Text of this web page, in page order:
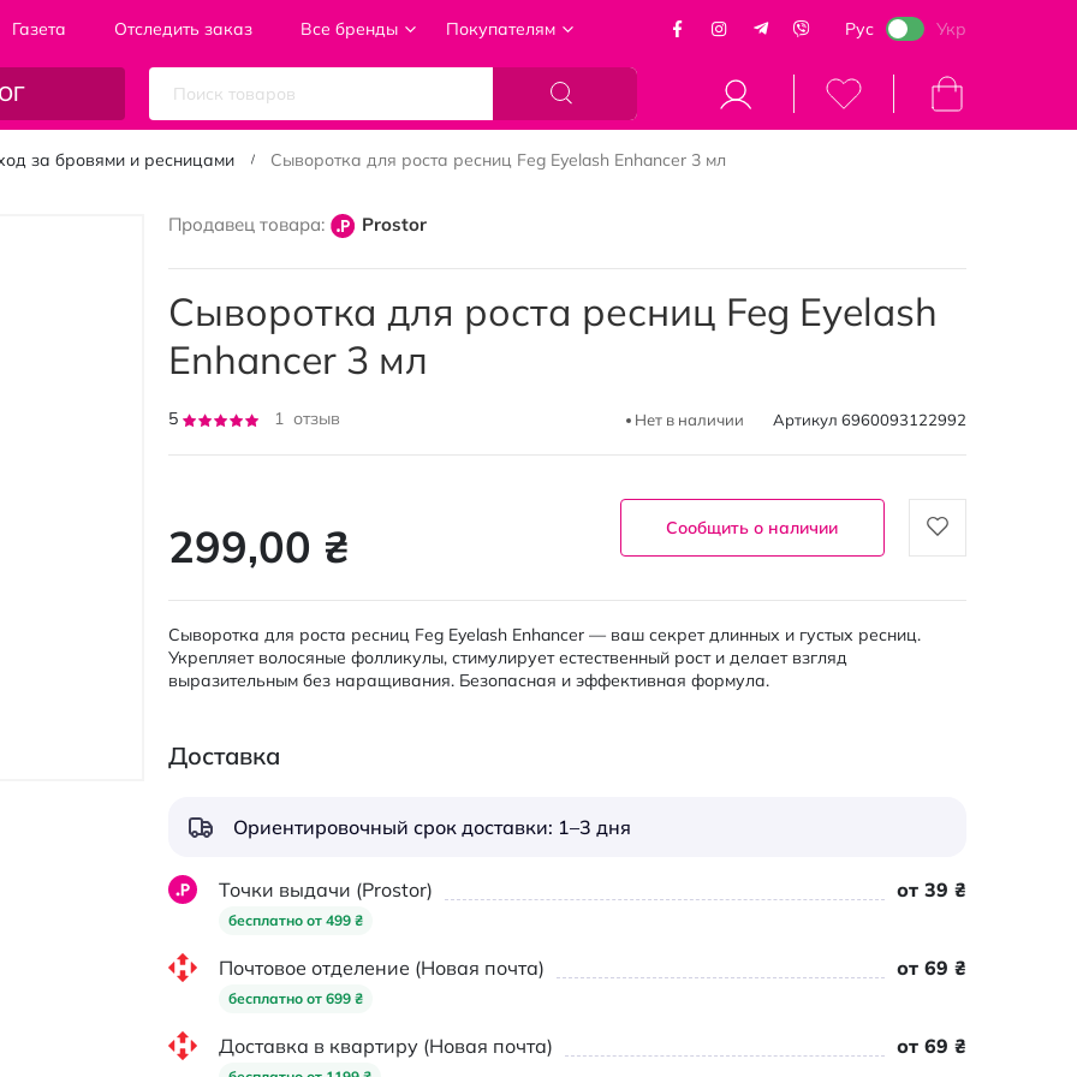
Газета Отследить заказ Все бренды Покупателям Рус Укр
Моя корзина
за бровями и ресницами Сыворотка для роста ресниц Feg Eyelash Enhancer 3 мл
Продавец товара: Prostor
Сыворотка для роста ресниц Feg Eyelash
Enhancer 3 мл
Рейтинг:
5
1 отзыв Нет в наличии Артикул 6960093122992
299,00 ₴ Сообщить о наличии
Сыворотка для роста ресниц Feg Eyelash Enhancer — ваш секрет длинных и густых ресниц.
Укрепляет волосяные фолликулы, стимулирует естественный рост и делает взгляд
выразительным без наращивания. Безопасная и эффективная формула.
Доставка
Ориентировочный срок доставки: 1–3 дня
Точки выдачи (Prostor)
бесплатно от 499 ₴
от 39 ₴
Почтовое отделение (Новая почта)
бесплатно от 699 ₴
от 69 ₴
Доставка в квартиру (Новая почта) от 69 ₴